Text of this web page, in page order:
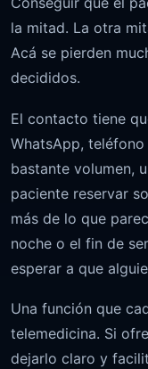
la mitad. La otra
Acá se pierden
decididos.
El contacto tiene
WhatsApp,
bastante volumen,
paciente reservar
más de lo que
noche o el fin de
esperar a que
Una función que
telemedicina. Si
dejarlo claro y